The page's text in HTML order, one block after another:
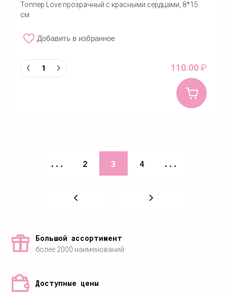
Топпер Love прозрачный с красными сердцами, 8*15
см
Добавить в избранное
110.00₽
... 2 3 4 ...
Большой ассортимент
более 2000 наименований
Доступные цены